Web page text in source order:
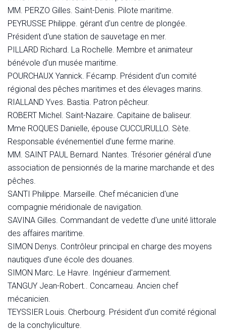
MM. PERZO Gilles. Saint-Denis. Pilote maritime.
PEYRUSSE Philippe. gérant d'un centre de plongée.
Président d'une station de sauvetage en mer.
PILLARD Richard. La Rochelle. Membre et animateur
bénévole d'un musée maritime.
POURCHAUX Yannick. Fécamp. Président d'un comité
régional des pêches maritimes et des élevages marins.
RIALLAND Yves. Bastia. Patron pêcheur.
ROBERT Michel. Saint-Nazaire. Capitaine de baliseur.
Mme ROQUES Danielle, épouse CUCCURULLO. Sète.
Responsable événementiel d'une ferme marine.
MM. SAINT PAUL Bernard. Nantes. Trésorier général d'une
association de pensionnés de la marine marchande et des
pêches.
SANTI Philippe. Marseille. Chef mécanicien d'une
compagnie méridionale de navigation.
SAVINA Gilles. Commandant de vedette d'une unité littorale
des affaires maritime.
SIMON Denys. Contrôleur principal en charge des moyens
nautiques d'une école des douanes.
SIMON Marc. Le Havre. Ingénieur d'armement.
TANGUY Jean-Robert.. Concarneau. Ancien chef
mécanicien.
TEYSSIER Louis. Cherbourg. Président d'un comité régional
de la conchyliculture.